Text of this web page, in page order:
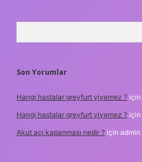
Son Yorumlar
Hangi hastalar greyfurt yiyemez ? için
Hangi hastalar greyfurt yiyemez ? için
Akut açı kapanması nedir ? için admin